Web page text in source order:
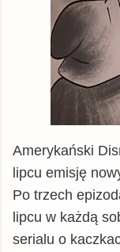
Amerykański
lipcu emisję
Po trzech
lipcu w każdą
serialu o